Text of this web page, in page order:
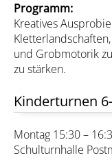
Programm:
Kreatives
und Grobmotorik
zu stärken.
Kinderturnen
Montag 15:30 –
Schulturnhalle